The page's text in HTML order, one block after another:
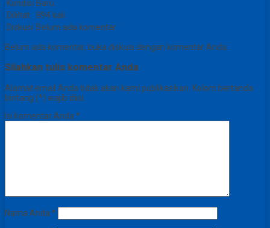
Kondisi Baru
Dilihat
894 kali
Diskusi Belum ada komentar
Belum ada komentar, buka diskusi dengan komentar Anda.
Silahkan tulis komentar Anda
Alamat email Anda tidak akan kami publikasikan. Kolom bertanda
bintang (*) wajib diisi.
Isi komentar Anda *
Nama Anda *